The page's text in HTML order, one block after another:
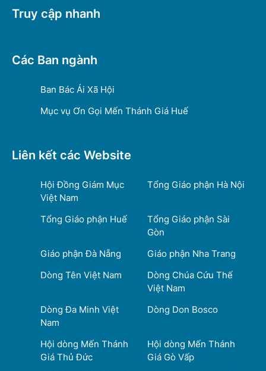
Truy cập nhanh
Các Ban ngành
Ban Bác Ái Xã Hội
Mục vụ Ơn Gọi Mến Thánh Giá Huế
Liên kết các Website
Hội Đồng Giám Mục
Việt Nam
Tổng Giáo phận Hà Nội
Tổng Giáo phận Huế
Tổng Giáo phận Sài
Gòn
Giáo phận Đà Nẵng
Giáo phận Nha Trang
Dòng Tên Việt Nam
Dòng Chúa Cứu Thế
Việt Nam
Dòng Đa Minh Việt
Nam
Dòng Don Bosco
Hội dòng Mến Thánh
Giá Thủ Đức
Hội dòng Mến Thánh
Giá Gò Vấp